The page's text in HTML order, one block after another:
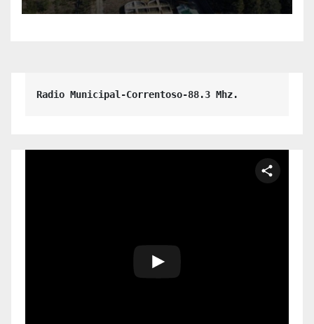
Pretratamiento de
Villa La Angostura.
Radio Municipal-Correntoso-88.3 Mhz.